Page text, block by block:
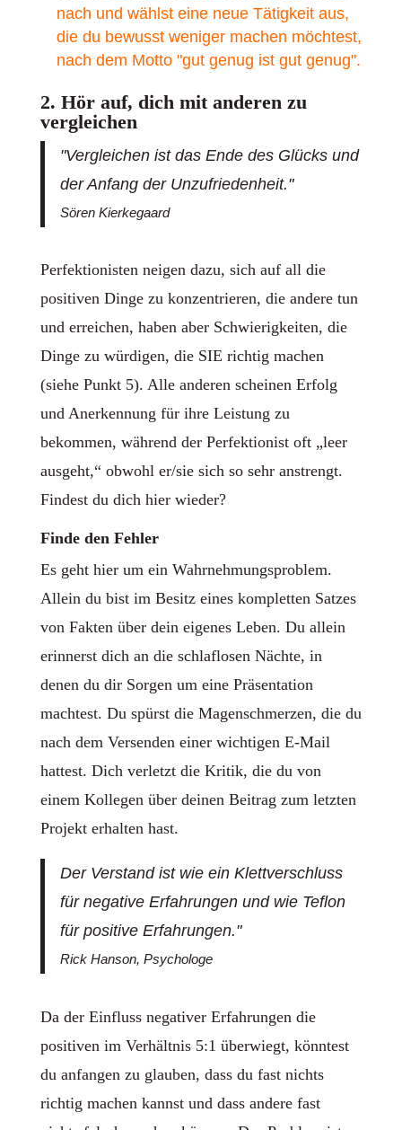
nach und wählst eine neue Tätigkeit aus,
die du bewusst weniger machen möchtest,
nach dem Motto "gut genug ist gut genug".
2. Hör auf, dich mit anderen zu
vergleichen
"Vergleichen ist das Ende des Glücks und
der Anfang der Unzufriedenheit."
Sören Kierkegaard
Perfektionisten neigen dazu, sich auf all die
positiven Dinge zu konzentrieren, die andere tun
und erreichen, haben aber Schwierigkeiten, die
Dinge zu würdigen, die SIE richtig machen
(siehe Punkt 5). Alle anderen scheinen Erfolg
und Anerkennung für ihre Leistung zu
bekommen, während der Perfektionist oft „leer
ausgeht,“ obwohl er/sie sich so sehr anstrengt.
Findest du dich hier wieder?
Finde den Fehler
Es geht hier um ein Wahrnehmungsproblem.
Allein du bist im Besitz eines kompletten Satzes
von Fakten über dein eigenes Leben. Du allein
erinnerst dich an die schlaflosen Nächte, in
denen du dir Sorgen um eine Präsentation
machtest. Du spürst die Magenschmerzen, die du
nach dem Versenden einer wichtigen E-Mail
hattest. Dich verletzt die Kritik, die du von
einem Kollegen über deinen Beitrag zum letzten
Projekt erhalten hast.
Der Verstand ist wie ein Klettverschluss
für negative Erfahrungen und wie Teflon
für positive Erfahrungen."
Rick Hanson, Psychologe
Da der Einfluss negativer Erfahrungen die
positiven im Verhältnis 5:1 überwiegt, könntest
du anfangen zu glauben, dass du fast nichts
richtig machen kannst und dass andere fast